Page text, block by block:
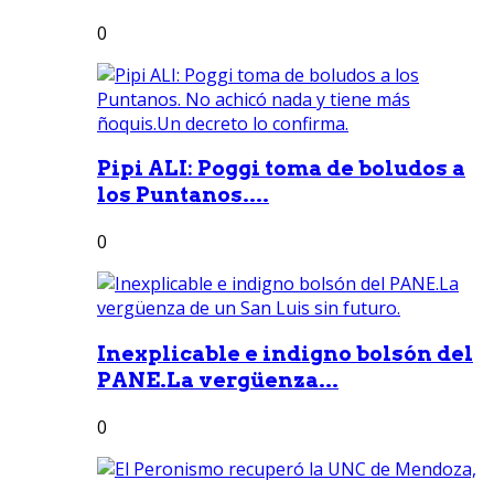
0
Pipi ALI: Poggi toma de boludos a
los Puntanos....
0
Inexplicable e indigno bolsón del
PANE.La vergüenza...
0